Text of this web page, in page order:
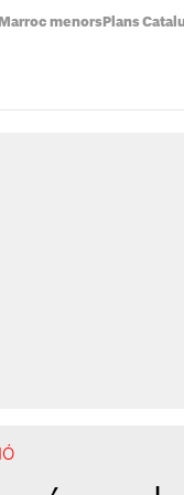
Marroc menors Plans